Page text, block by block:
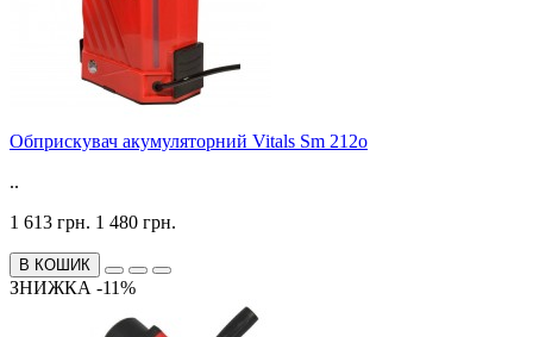
Обприскувач акумуляторний Vitals Sm 212o
..
1 613 грн. 1 480 грн.
В КОШИК
ЗНИЖКА -11%